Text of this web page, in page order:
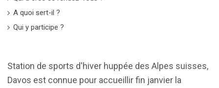
A quoi sert-il ?
Qui y participe ?
Station de sports d'hiver huppée des Alpes suisses,
Davos est connue pour accueillir fin janvier la